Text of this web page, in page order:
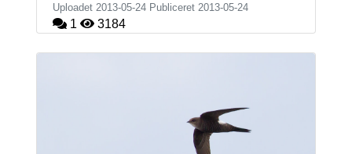
Uploadet 2013-05-24 Publiceret 2013-05-24
1 3184